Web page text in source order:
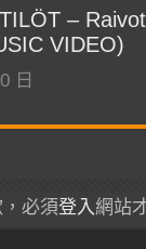
–
VIDEO)
日
必須登入網站